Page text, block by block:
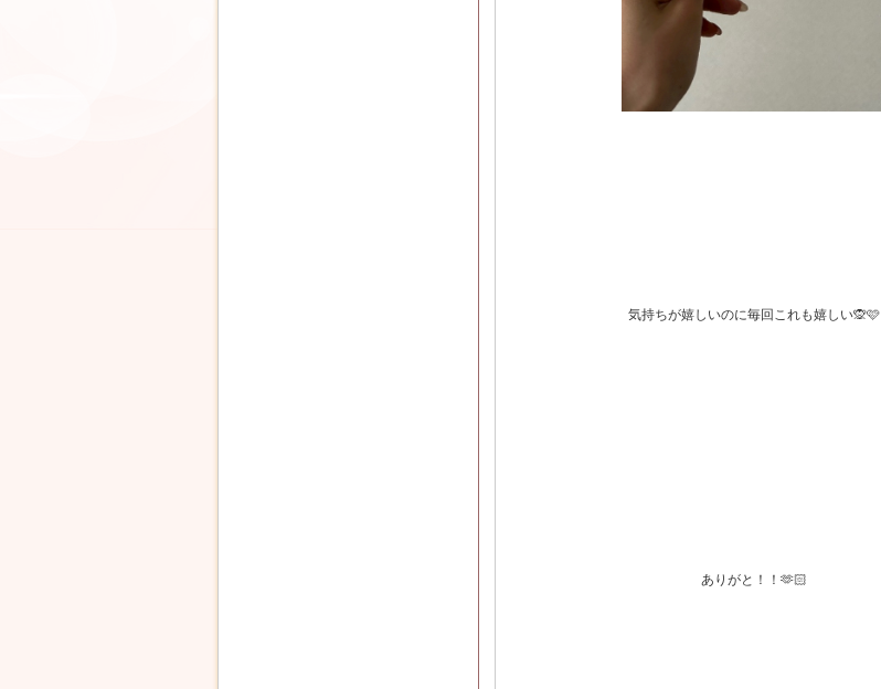
気持ちが嬉しいのに毎回これも嬉しい🙊🩷
ありがと！！🫶🏻